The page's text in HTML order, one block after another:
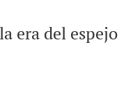
era del espejo